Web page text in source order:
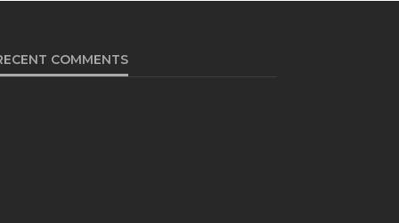
COMMENTS